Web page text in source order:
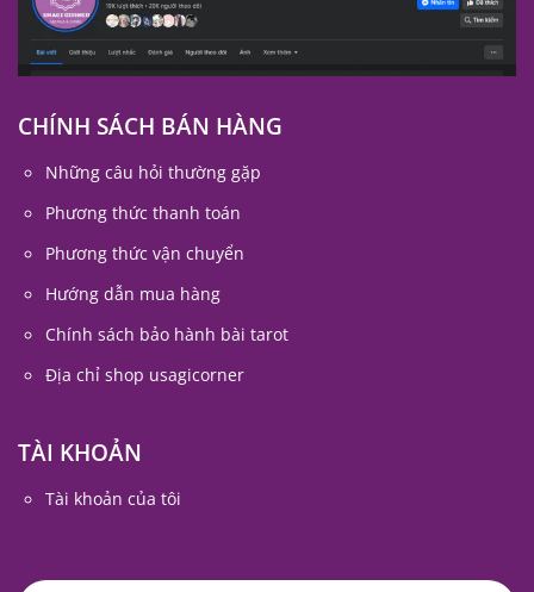
CHÍNH SÁCH BÁN HÀNG
Những câu hỏi thường gặp
Phương thức thanh toán
Phương thức vận chuyển
Hướng dẫn mua hàng
Chính sách bảo hành bài tarot
Địa chỉ shop usagicorner
TÀI KHOẢN
Tài khoản của tôi